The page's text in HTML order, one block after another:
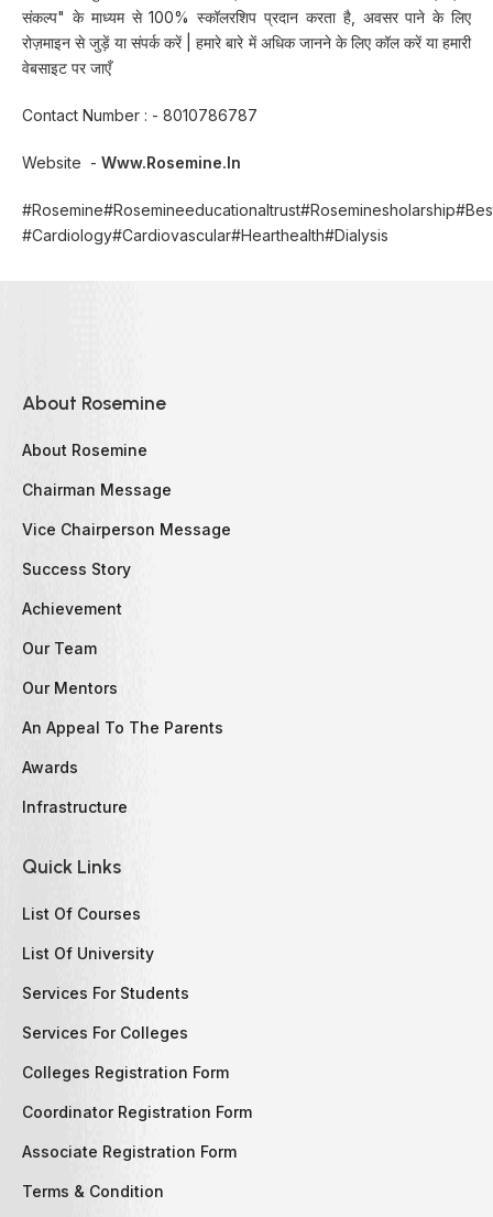
संकल्प" के माध्यम से 100% स्कॉलरशिप प्रदान करता है, अवसर पाने के लिए
रोज़माइन से जुड़ें या संपर्क करें | हमारे बारे में अधिक जानने के लिए कॉल करें या हमारी
वेबसाइट पर जाएँ
Contact Number : - 8010786787
Website - Www.rosemine.in
#cardiology#cardiovascular#hearthealth#dialysis
About Rosemine
About Rosemine
Chairman Message
Vice Chairperson Message
Success Story
Achievement
Our Team
Our Mentors
An Appeal To The Parents
Awards
Infrastructure
Quick Links
List Of Courses
List Of University
Services For Students
Services For Colleges
Colleges Registration Form
Coordinator Registration Form
Associate Registration Form
Terms & Condition